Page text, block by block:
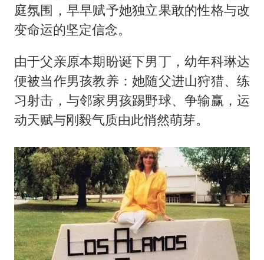
庭氛围，早早赋予她独立果敢的性格与改
变命运的坚定信念。
由于父亲原本期盼诞下男丁，幼年科琳达
便被当作男孩教养：她随父进山狩猎、练
习射击，与邻家男孩踢野球、争输赢，运
动天赋与刚毅气质由此悄然萌芽。